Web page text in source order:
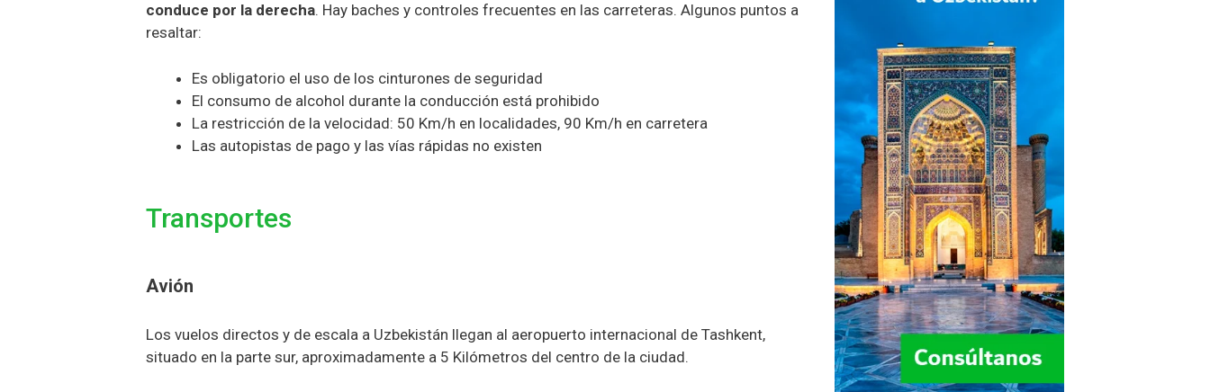
conduce por la derecha. Hay baches y controles frecuentes en las carreteras. Algunos puntos a
resaltar:
Es obligatorio el uso de los cinturones de seguridad
El consumo de alcohol durante la conducción está prohibido
La restricción de la velocidad: 50 Km/h en localidades, 90 Km/h en carretera
Las autopistas de pago y las vías rápidas no existen
Transportes
Avión
Los vuelos directos y de escala a Uzbekistán llegan al aeropuerto internacional de Tashkent,
situado en la parte sur, aproximadamente a 5 Kilómetros del centro de la ciudad.